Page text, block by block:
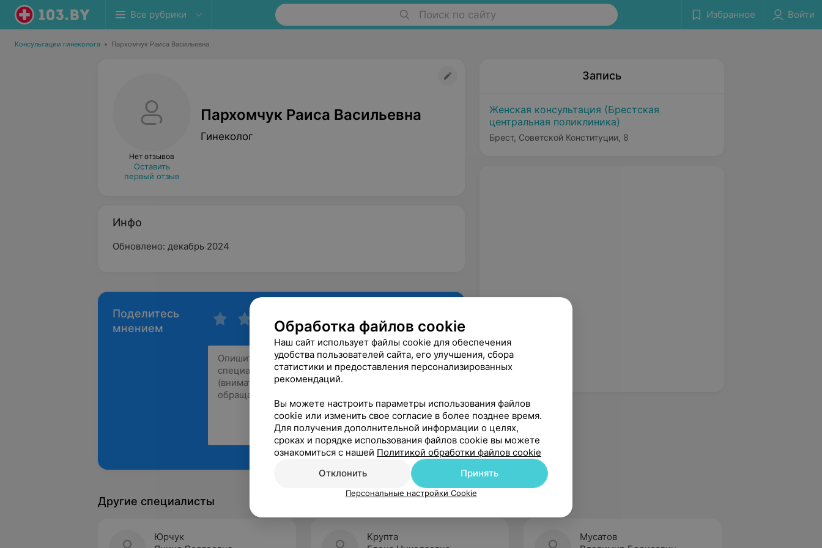
Все рубрики Поиск по сайту Избранное Войти
Консультации гинеколога • Пархомчук Раиса Васильевна
Нет отзывов
Оставить
первый отзыв
Пархомчук Раиса Васильевна
Гинеколог
Инфо
Обновлено: декабрь 2024
Поделитесь
мнением
Рекомендую
Запись
Женская консультация (Брестская
центральная поликлиника)
Брест, Советской Конституции, 8
Другие специалисты
Юрчук
Крупта
Мусатов
Обработка файлов cookie
Наш сайт использует файлы cookie для обеспечения
удобства пользователей сайта, его улучшения, сбора
статистики и предоставления персонализированных
рекомендаций.
Вы можете настроить параметры использования файлов
cookie или изменить свое согласие в более позднее время.
Для получения дополнительной информации о целях,
сроках и порядке использования файлов cookie вы можете
ознакомиться с нашей Политикой обработки файлов cookie
Отклонить
Принять
Персональные настройки Cookie